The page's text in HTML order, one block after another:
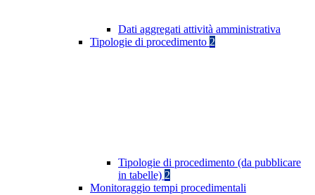
Dati aggregati attività amministrativa
Tipologie di procedimento 2
Tipologie di procedimento (da pubblicare
in tabelle) 2
Monitoraggio tempi procedimentali